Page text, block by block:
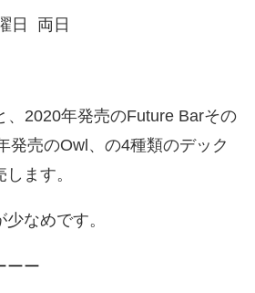
日 両日
、2020年発売のFuture Barその
発売のOwl、の4種類のデック
ます。
なめです。
ーー